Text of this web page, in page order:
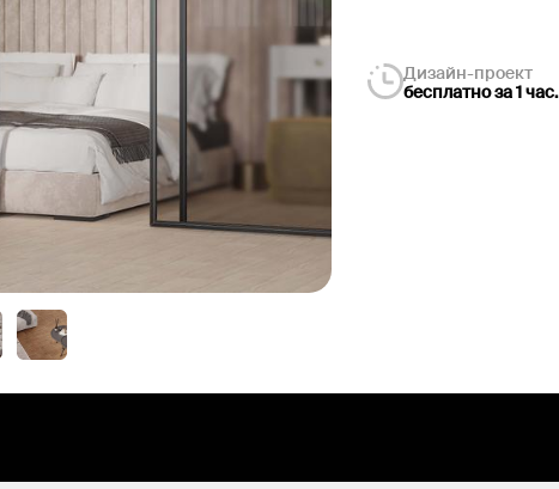
Дизайн-проект
бесплатно за 1 час.